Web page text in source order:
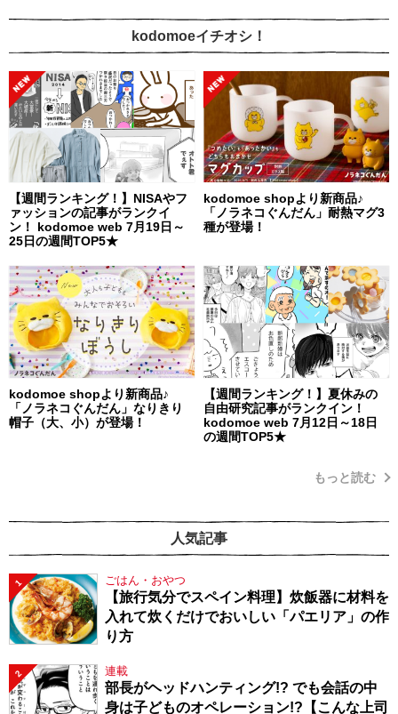
kodomoeイチオシ！
【週間ランキング！】NISAやフ
ァッションの記事がランクイ
ン！ kodomoe web 7月19日～
25日の週間TOP5★
kodomoe shopより新商品♪
「ノラネコぐんだん」耐熱マグ3
種が登場！
kodomoe shopより新商品♪
「ノラネコぐんだん」なりきり
帽子（大、小）が登場！
【週間ランキング！】夏休みの
自由研究記事がランクイン！
kodomoe web 7月12日～18日
の週間TOP5★
もっと読む
人気記事
1 ごはん・おやつ
【旅行気分でスペイン料理】炊飯器に材料を
入れて炊くだけでおいしい「パエリア」の作
り方
2 連載
部長がヘッドハンティング!? でも会話の中
身は子どものオペレーション!?【こんな上司